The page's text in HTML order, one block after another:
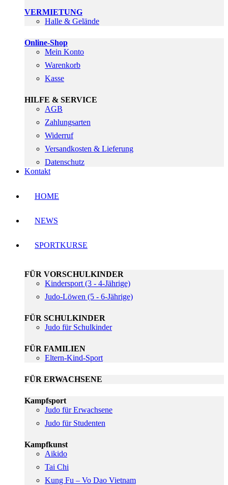
VERMIETUNG
Halle & Gelände
Online-Shop
Mein Konto
Warenkorb
Kasse
HILFE & SERVICE
AGB
Zahlungsarten
Widerruf
Versandkosten & Lieferung
Datenschutz
Kontakt
HOME
NEWS
SPORTKURSE
FÜR VORSCHULKINDER
Kindersport (3 - 4-Jährige)
Judo-Löwen (5 - 6-Jährige)
FÜR SCHULKINDER
Judo für Schulkinder
FÜR FAMILIEN
Eltern-Kind-Sport
FÜR ERWACHSENE
Kampfsport
Judo für Erwachsene
Judo für Studenten
Kampfkunst
Aikido
Tai Chi
Kung Fu – Vo Dao Vietnam